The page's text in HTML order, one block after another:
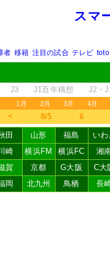
スマ
者 移籍 注目の試合 テレビ toto
J3 J1百年構想 J2・
1月 2月 3月 4月
＜ 8/5 6
田 山形 福島 いわ
崎 横浜FM 横浜FC 湘
賀 京都 G大阪 C大
岡 北九州 鳥栖 長